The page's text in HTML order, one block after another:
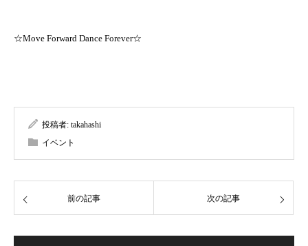
☆Move Forward Dance Forever☆
投稿者: takahashi
イベント
前の記事 次の記事